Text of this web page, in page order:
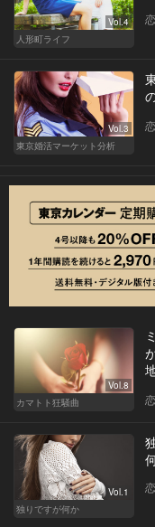
Vol.4
人形町ライフ
Vol.3
東京婚活マーケット分析
Vol.8
カマトト狂騒曲
Vol.1
独りですが何か